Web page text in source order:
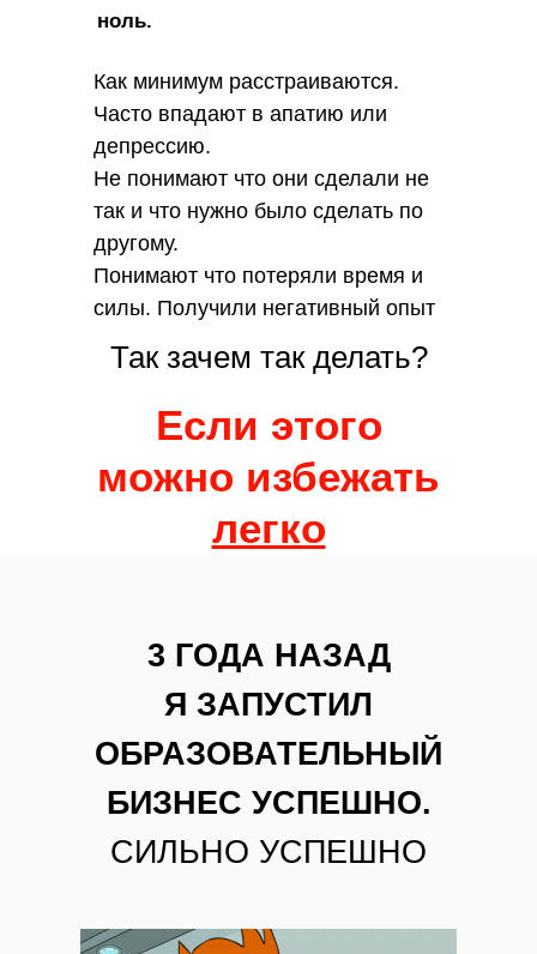
ноль.
Как минимум расстраиваются.
Часто впадают в апатию или
депрессию.
Не понимают что они сделали не
так и что нужно было сделать по
другому.
Понимают что потеряли время и
силы. Получили негативный опыт
Так зачем так делать?
Если этого
можно избежать
легко
3 ГОДА НАЗАД
Я ЗАПУСТИЛ
ОБРАЗОВАТЕЛЬНЫЙ
БИЗНЕС УСПЕШНО.
СИЛЬНО УСПЕШНО